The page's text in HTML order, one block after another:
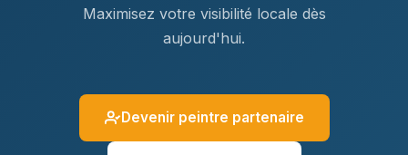
Maximisez votre visibilité locale dès
aujourd'hui.
Devenir peintre partenaire